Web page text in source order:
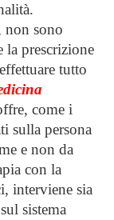
non sono
la prescrizione
tutto
come i
sulla persona
e non da
con la
interviene sia
sistema